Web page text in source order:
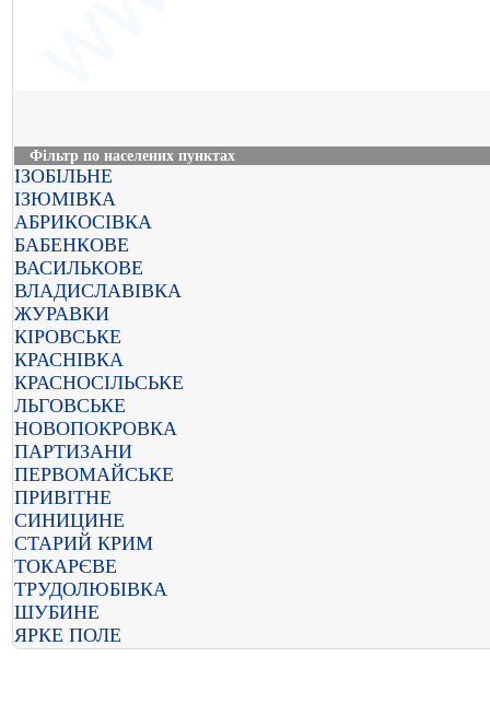
Фільтр по населених пунктах
ІЗОБІЛЬНЕ
ІЗЮМІВКА
АБРИКОСІВКА
БАБЕНКОВЕ
ВАСИЛЬКОВЕ
ВЛАДИСЛАВІВКА
ЖУРАВКИ
КІРОВСЬКЕ
КРАСНІВКА
КРАСНОСІЛЬСЬКЕ
ЛЬГОВСЬКЕ
НОВОПОКРОВКА
ПАРТИЗАНИ
ПЕРВОМАЙСЬКЕ
ПРИВІТНЕ
СИНИЦИНЕ
СТАРИЙ КРИМ
ТОКАРЄВЕ
ТРУДОЛЮБІВКА
ШУБИНЕ
ЯРКЕ ПОЛЕ